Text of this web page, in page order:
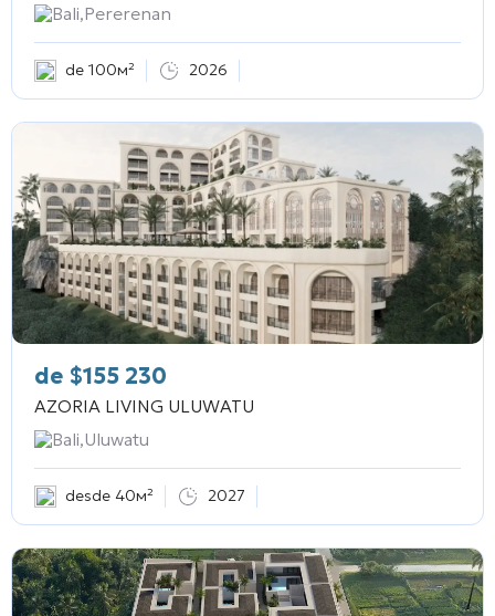
Bali,Pererenan
de 100м² 2026
de $155 230
AZORIA LIVING ULUWATU
Bali,Uluwatu
desde 40м² 2027